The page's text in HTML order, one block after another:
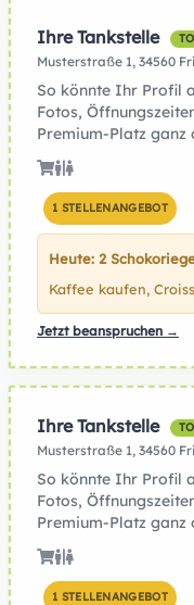
Ihre Tankstelle
Musterstraße 1, 34560
So könnte Ihr Profil
Fotos,
Premium-Platz ganz
1 STELLENANGEBOT
Heute: 2
Kaffee kaufen,
Jetzt beanspruchen →
Ihre Tankstelle
Musterstraße 1, 34560
So könnte Ihr Profil
Fotos,
Premium-Platz ganz
1 STELLENANGEBOT